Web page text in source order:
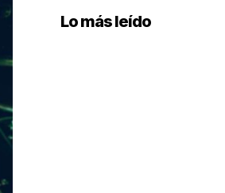
Lo más leído